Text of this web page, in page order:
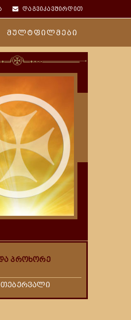
დაგვიკავშირდით
მულტფილმები
პროხორე
თებერვალი